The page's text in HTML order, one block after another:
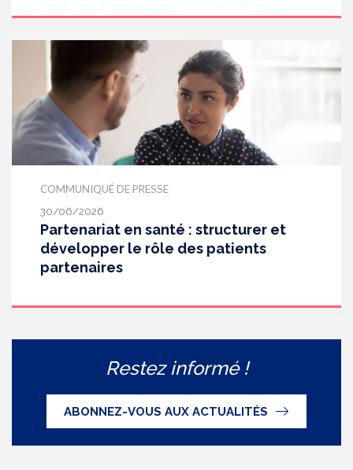
bonnes pratiques pour améliorer le diagnostic et
acouphènes chroniques invalidants . Elle publie
aujourd’hui ses travaux, destinés aux
professionnels de santé [1] impliqués dans le suivi
de ces patients.
COMMUNIQUÉ DE PRESSE
30/06/2026
Partenariat en santé : structurer et
développer le rôle des patients
partenaires
Restez informé !
ABONNEZ-VOUS AUX ACTUALITÉS